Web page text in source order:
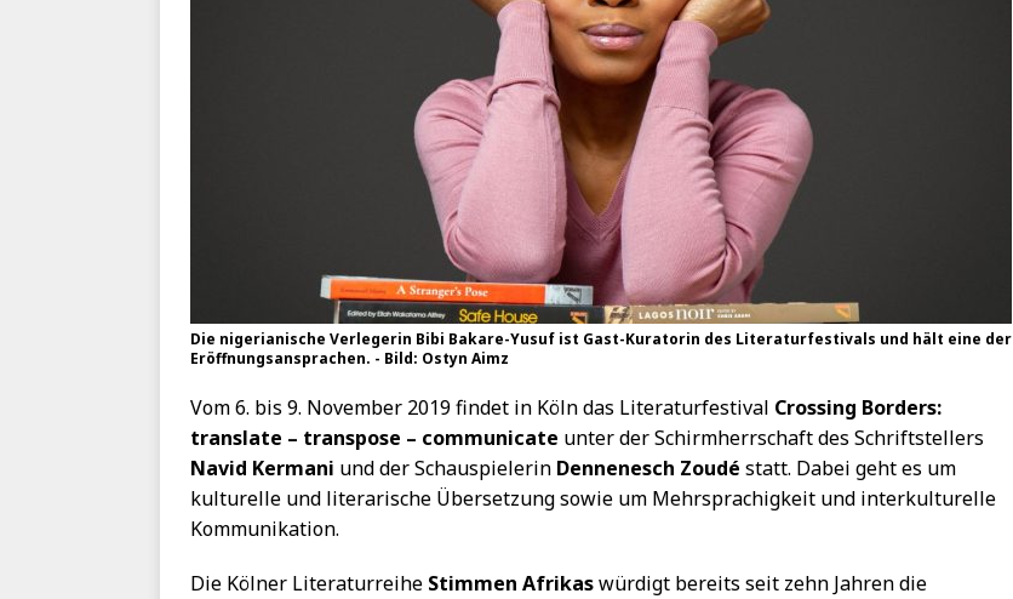
Die nigerianische Verlegerin Bibi Bakare-Yusuf ist Gast-Kuratorin des Literaturfestivals und hält eine der
Eröffnungsansprachen. - Bild: Ostyn Aimz
Vom 6. bis 9. November 2019 findet in Köln das Literaturfestival Crossing Borders:
translate – transpose – communicate unter der Schirmherrschaft des Schriftstellers
Navid Kermani und der Schauspielerin Dennenesch Zoudé statt. Dabei geht es um
kulturelle und literarische Übersetzung sowie um Mehrsprachigkeit und interkulturelle
Kommunikation.
Die Kölner Literaturreihe Stimmen Afrikaswürdigt bereits seit zehn Jahren die